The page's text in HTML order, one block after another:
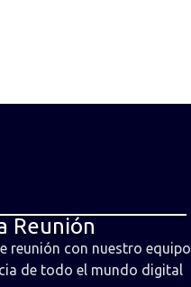
Reunión
reunión con nuestro equipo
de todo el mundo digital